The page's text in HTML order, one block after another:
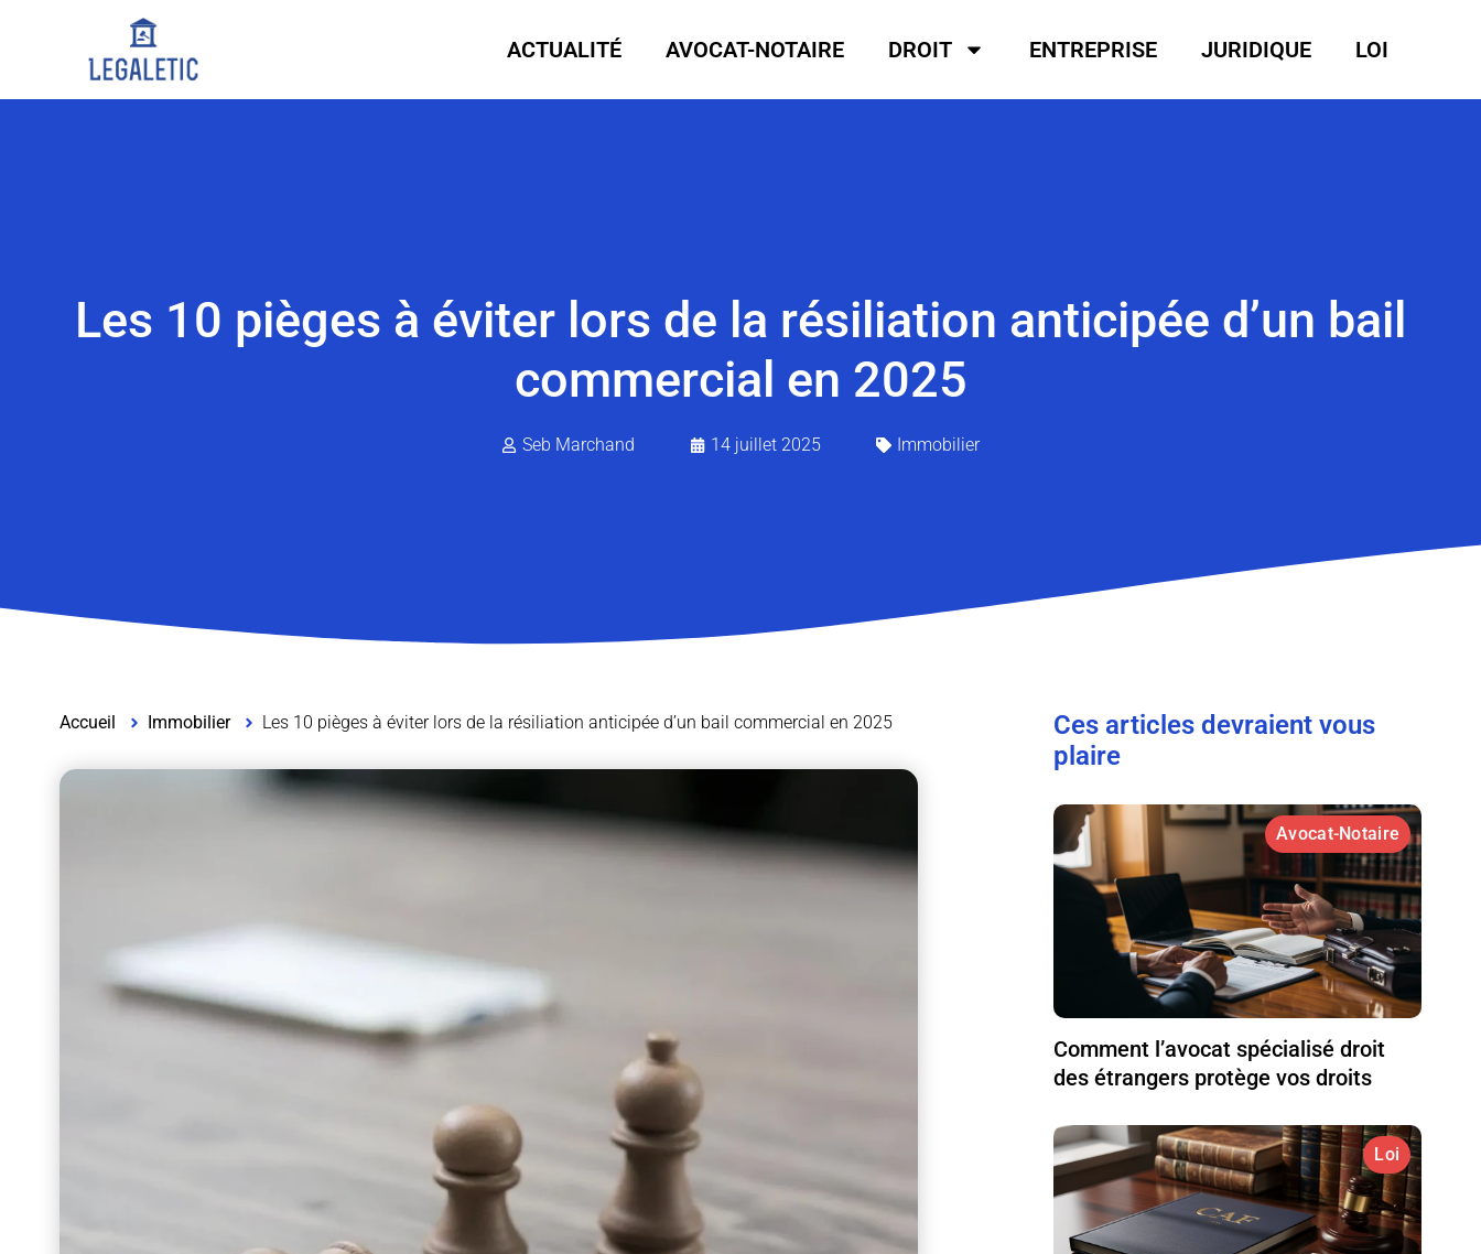
ACTUALITÉ AVOCAT-NOTAIRE DROIT ENTREPRISE JURIDIQUE LOI
Les 10 pièges à éviter lors de la résiliation anticipée d’un bail
commercial en 2025
Seb Marchand 14 juillet 2025 Immobilier
Accueil Immobilier Les 10 pièges à éviter lors de la résiliation anticipée d’un bail commercial en 2025
Ces articles devraient vous
plaire
Avocat-Notaire
Comment l’avocat spécialisé droit
des étrangers protège vos droits
Loi